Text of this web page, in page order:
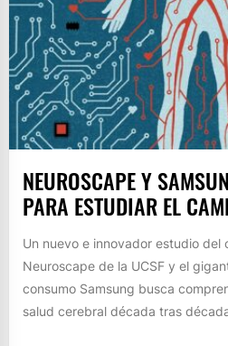
NEUROSCAPE Y
PARA ESTUDIAR EL
Un nuevo e innovador estudio del
Neuroscape de la UCSF y el
consumo Samsung busca
salud cerebral década tras